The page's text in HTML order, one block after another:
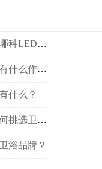
普通灯具和LED灯具的差别有什么？哪种LED灯具更好呢？
什么是泛光照明灯具？泛光照明灯具有什么作用？
什么？
卫浴毛巾架的材质都有哪些？应该如何挑选卫浴毛巾架？
浴品牌？